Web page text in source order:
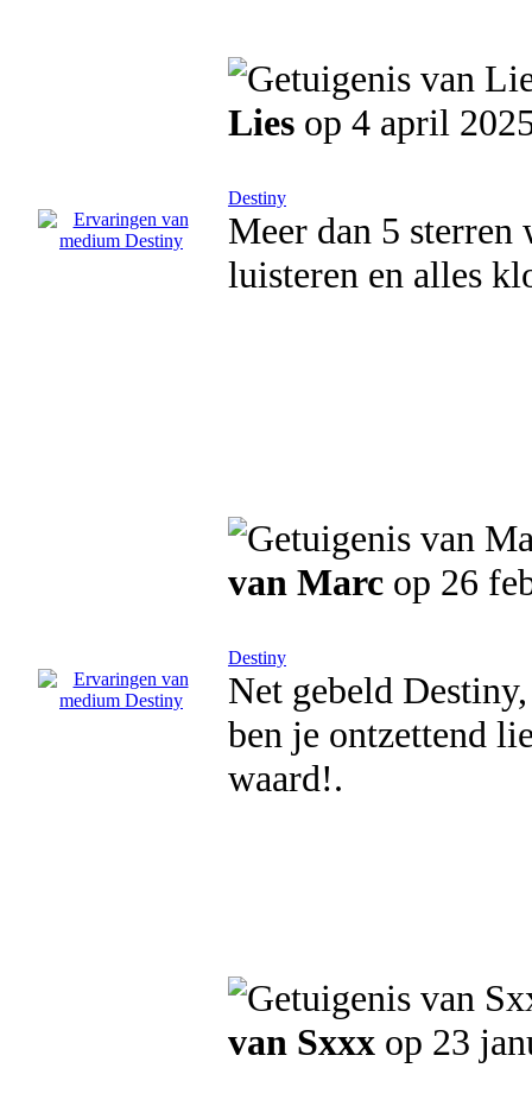
Lies op 4 april
Destiny
Meer dan 5 sterren
luisteren en alles
van Marc op 26
Destiny
Net gebeld
ben je ontzettend
waard!.
van Sxxx op 23